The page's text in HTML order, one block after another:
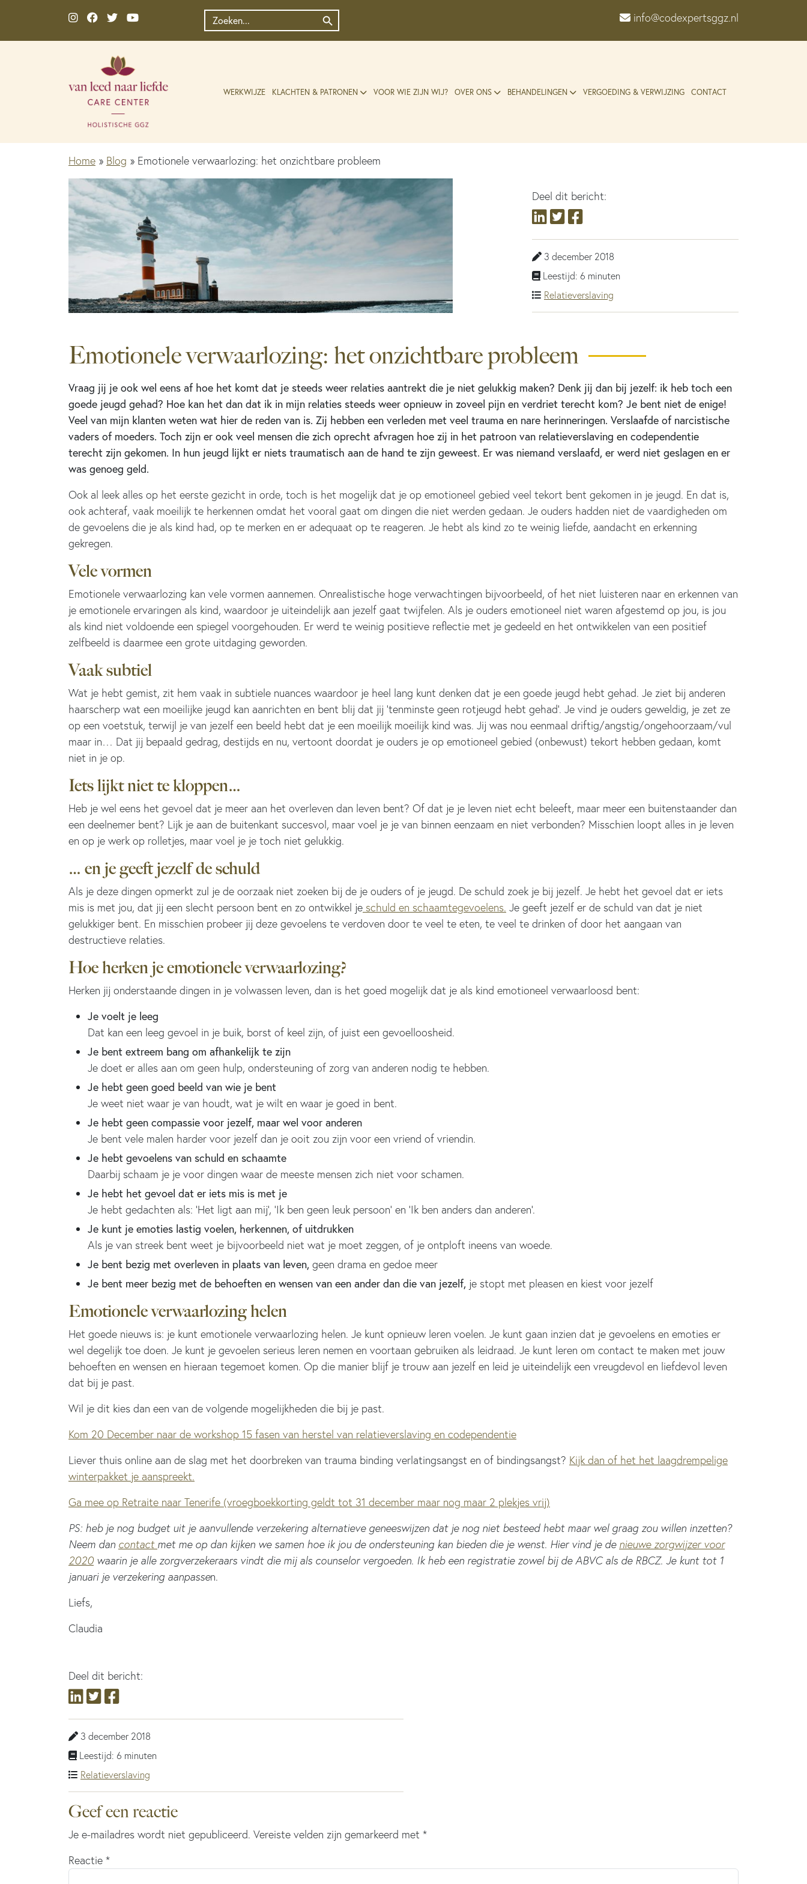
Zoek
naar:
Zoekknop
info@codexpertsggz.nl
WERKWIJZE KLACHTEN & PATRONEN VOOR WIE ZIJN WIJ? OVER ONS BEHANDELINGEN VERGOEDING & VERWIJZING CONTACT
Home » Blog » Emotionele verwaarlozing: het onzichtbare probleem
Deel dit bericht:
3 december 2018
Leestijd: 6 minuten
Relatieverslaving
Emotionele verwaarlozing: het onzichtbare probleem
Vraag jij je ook wel eens af hoe het komt dat je steeds weer relaties aantrekt die je niet gelukkig maken? Denk jij dan bij jezelf: ik heb toch een
goede jeugd gehad? Hoe kan het dan dat ik in mijn relaties steeds weer opnieuw in zoveel pijn en verdriet terecht kom? Je bent niet de enige!
Veel van mijn klanten weten wat hier de reden van is. Zij hebben een verleden met veel trauma en nare herinneringen. Verslaafde of narcistische
vaders of moeders. Toch zijn er ook veel mensen die zich oprecht afvragen hoe zij in het patroon van relatieverslaving en codependentie
terecht zijn gekomen. In hun jeugd lijkt er niets traumatisch aan de hand te zijn geweest. Er was niemand verslaafd, er werd niet geslagen en er
was genoeg geld.
Ook al leek alles op het eerste gezicht in orde, toch is het mogelijk dat je op emotioneel gebied veel tekort bent gekomen in je jeugd. En dat is,
ook achteraf, vaak moeilijk te herkennen omdat het vooral gaat om dingen die niet werden gedaan. Je ouders hadden niet de vaardigheden om
de gevoelens die je als kind had, op te merken en er adequaat op te reageren. Je hebt als kind zo te weinig liefde, aandacht en erkenning
gekregen.
Vele vormen
Emotionele verwaarlozing kan vele vormen aannemen. Onrealistische hoge verwachtingen bijvoorbeeld, of het niet luisteren naar en erkennen van
je emotionele ervaringen als kind, waardoor je uiteindelijk aan jezelf gaat twijfelen. Als je ouders emotioneel niet waren afgestemd op jou, is jou
als kind niet voldoende een spiegel voorgehouden. Er werd te weinig positieve reflectie met je gedeeld en het ontwikkelen van een positief
zelfbeeld is daarmee een grote uitdaging geworden.
Vaak subtiel
Wat je hebt gemist, zit hem vaak in subtiele nuances waardoor je heel lang kunt denken dat je een goede jeugd hebt gehad. Je ziet bij anderen
haarscherp wat een moeilijke jeugd kan aanrichten en bent blij dat jij ‘tenminste geen rotjeugd hebt gehad’. Je vind je ouders geweldig, je zet ze
op een voetstuk, terwijl je van jezelf een beeld hebt dat je een moeilijk moeilijk kind was. Jij was nou eenmaal driftig/angstig/ongehoorzaam/vul
maar in… Dat jij bepaald gedrag, destijds en nu, vertoont doordat je ouders je op emotioneel gebied (onbewust) tekort hebben gedaan, komt
niet in je op.
Iets lijkt niet te kloppen…
Heb je wel eens het gevoel dat je meer aan het overleven dan leven bent? Of dat je je leven niet echt beleeft, maar meer een buitenstaander dan
een deelnemer bent? Lijk je aan de buitenkant succesvol, maar voel je je van binnen eenzaam en niet verbonden? Misschien loopt alles in je leven
en op je werk op rolletjes, maar voel je je toch niet gelukkig.
… en je geeft jezelf de schuld
Als je deze dingen opmerkt zul je de oorzaak niet zoeken bij de je ouders of je jeugd. De schuld zoek je bij jezelf. Je hebt het gevoel dat er iets
mis is met jou, dat jij een slecht persoon bent en zo ontwikkel je schuld en schaamtegevoelens. Je geeft jezelf er de schuld van dat je niet
gelukkiger bent. En misschien probeer jij deze gevoelens te verdoven door te veel te eten, te veel te drinken of door het aangaan van
destructieve relaties.
Hoe herken je emotionele verwaarlozing?
Herken jij onderstaande dingen in je volwassen leven, dan is het goed mogelijk dat je als kind emotioneel verwaarloosd bent:
Je voelt je leeg
Dat kan een leeg gevoel in je buik, borst of keel zijn, of juist een gevoelloosheid.
Je bent extreem bang om afhankelijk te zijn
Je doet er alles aan om geen hulp, ondersteuning of zorg van anderen nodig te hebben.
Je hebt geen goed beeld van wie je bent
Je weet niet waar je van houdt, wat je wilt en waar je goed in bent.
Je hebt geen compassie voor jezelf, maar wel voor anderen
Je bent vele malen harder voor jezelf dan je ooit zou zijn voor een vriend of vriendin.
Je hebt gevoelens van schuld en schaamte
Daarbij schaam je je voor dingen waar de meeste mensen zich niet voor schamen.
Je hebt het gevoel dat er iets mis is met je
Je hebt gedachten als: ‘Het ligt aan mij’, ‘Ik ben geen leuk persoon’ en ‘Ik ben anders dan anderen’.
Je kunt je emoties lastig voelen, herkennen, of uitdrukken
Als je van streek bent weet je bijvoorbeeld niet wat je moet zeggen, of je ontploft ineens van woede.
Je bent bezig met overleven in plaats van leven, geen drama en gedoe meer
Je bent meer bezig met de behoeften en wensen van een ander dan die van jezelf, je stopt met pleasen en kiest voor jezelf
Emotionele verwaarlozing helen
Het goede nieuws is: je kunt emotionele verwaarlozing helen. Je kunt opnieuw leren voelen. Je kunt gaan inzien dat je gevoelens en emoties er
wel degelijk toe doen. Je kunt je gevoelen serieus leren nemen en voortaan gebruiken als leidraad. Je kunt leren om contact te maken met jouw
behoeften en wensen en hieraan tegemoet komen. Op die manier blijf je trouw aan jezelf en leid je uiteindelijk een vreugdevol en liefdevol leven
dat bij je past.
Wil je dit kies dan een van de volgende mogelijkheden die bij je past.
Kom 20 December naar de workshop 15 fasen van herstel van relatieverslaving en codependentie
Liever thuis online aan de slag met het doorbreken van trauma binding verlatingsangst en of bindingsangst? Kijk dan of het het laagdrempelige
winterpakket je aanspreekt.
Ga mee op Retraite naar Tenerife (vroegboekkorting geldt tot 31 december maar nog maar 2 plekjes vrij)
PS: heb je nog budget uit je aanvullende verzekering alternatieve geneeswijzen dat je nog niet besteed hebt maar wel graag zou willen inzetten?
Neem dan contact met me op dan kijken we samen hoe ik jou de ondersteuning kan bieden die je wenst. Hier vind je de nieuwe zorgwijzer voor
2020waarin je alle zorgverzekeraars vindt die mij als counselor vergoeden. Ik heb een registratie zowel bij de ABVC als de RBCZ. Je kunt tot 1
januari je verzekering aanpassen.
Liefs,
Claudia
Deel dit bericht:
3 december 2018
Leestijd: 6 minuten
Relatieverslaving
Geef een reactie
Je e-mailadres wordt niet gepubliceerd. Vereiste velden zijn gemarkeerd met *
Reactie *